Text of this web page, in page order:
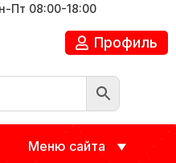
Пт 08:00-18:00
Профиль
Меню сайта